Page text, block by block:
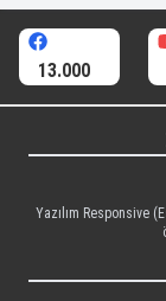
13.000
Yazılım Responsive